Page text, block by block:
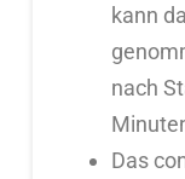
kann
nach
Das